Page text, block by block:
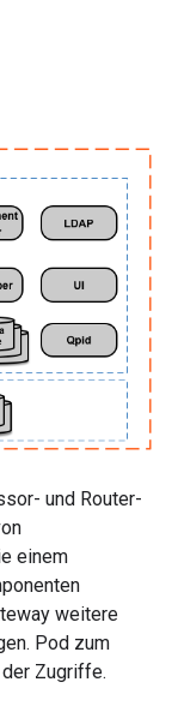
und Router-
einem
weitere
Pod zum
Zugriffe.